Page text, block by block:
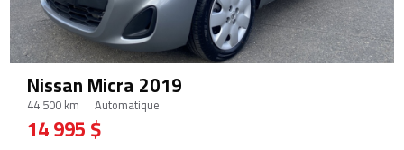
Nissan Micra 2019
44 500 km Automatique
14 995 $